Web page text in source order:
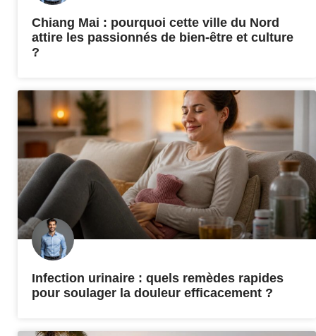
Chiang Mai : pourquoi cette ville du Nord
attire les passionnés de bien-être et culture
?
Infection urinaire : quels remèdes rapides
pour soulager la douleur efficacement ?